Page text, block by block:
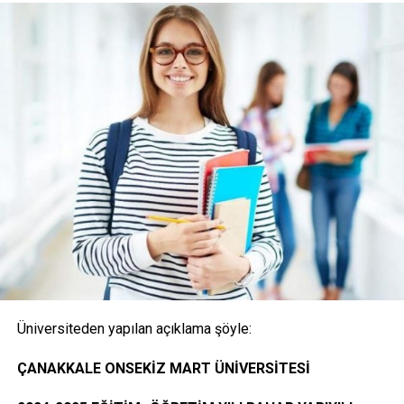
(Posta ile başvuru alınmayacaktır)
1- Merkezi Yerleştirme Puanı İle Yatay Geçiş Online
(İnternet) Başvurusunda Bulunan Öğrencilerden
İstenen Belgeler
Onaylı Not belgesi (transkript); başvuruda bulunan
öğrencinin ayrılacağı kurumda okuduğu bütün
dersleri ve bu derslerden aldığı notları gösteren
belge.( E-Devlet, Elektronik imza ya da Islak İmzalı)
Öğrencinin yerleştiği yıldaki LYS ve ÖSYS Sonuç
Üniversiteden yapılan açıklama şöyle:
ÇANAKKALE ONSEKİZ MART ÜNİVERSİTESİ